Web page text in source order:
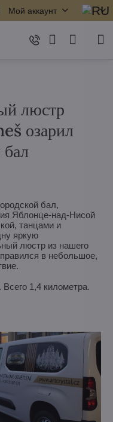
Мой аккаунт
люстр
озарил
бал
бал,
Яблонце-над-Нисой
танцами и
яркую
люстр из нашего
в небольшое,
1,4 километра.